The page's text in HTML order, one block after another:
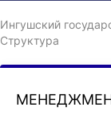
СВЕДЕНИЯ
Ингушский
Структура